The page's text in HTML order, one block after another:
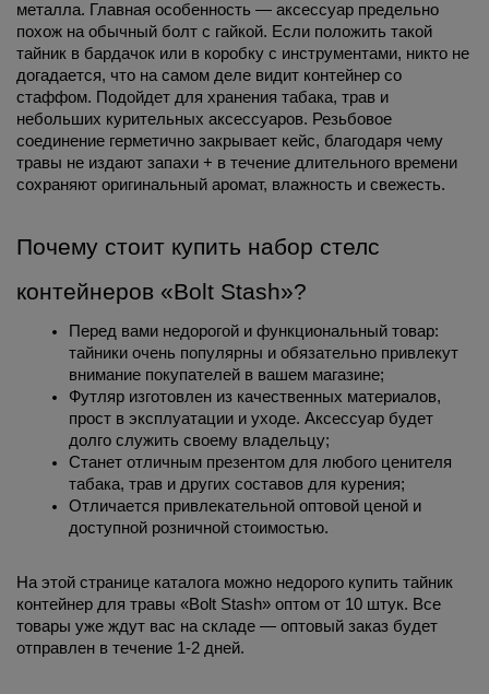
металла. Главная особенность — аксессуар предельно
похож на обычный болт с гайкой. Если положить такой
тайник в бардачок или в коробку с инструментами, никто не
догадается, что на самом деле видит контейнер со
стаффом. Подойдет для хранения табака, трав и
небольших курительных аксессуаров. Резьбовое
соединение герметично закрывает кейс, благодаря чему
травы не издают запахи + в течение длительного времени
сохраняют оригинальный аромат, влажность и свежесть.
Почему стоит купить набор стелс
контейнеров «Bolt Stash»?
Перед вами недорогой и функциональный товар:
тайники очень популярны и обязательно привлекут
внимание покупателей в вашем магазине;
Футляр изготовлен из качественных материалов,
прост в эксплуатации и уходе. Аксессуар будет
долго служить своему владельцу;
Станет отличным презентом для любого ценителя
табака, трав и других составов для курения;
Отличается привлекательной оптовой ценой и
доступной розничной стоимостью.
На этой странице каталога можно недорого купить тайник
контейнер для травы «Bolt Stash» оптом от 10 штук. Все
товары уже ждут вас на складе — оптовый заказ будет
отправлен в течение 1-2 дней.